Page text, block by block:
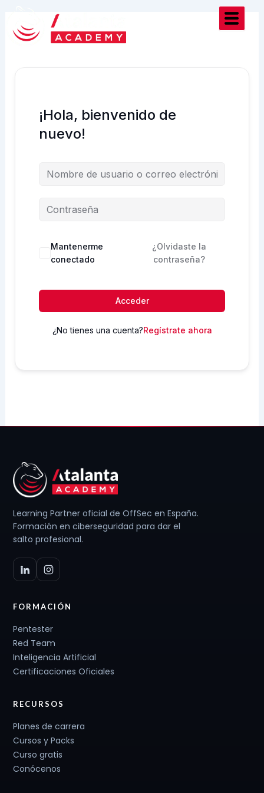
contenido
¡Hola, bienvenido de
nuevo!
Mantenerme
conectado
¿Olvidaste la
contraseña?
Acceder
¿No tienes una cuenta?Regístrate ahora
Learning Partner oficial de OffSec en España.
Formación en ciberseguridad para dar el
salto profesional.
FORMACIÓN
Pentester
Red Team
Inteligencia Artificial
Certificaciones Oficiales
RECURSOS
Planes de carrera
Cursos y Packs
Curso gratis
Conócenos